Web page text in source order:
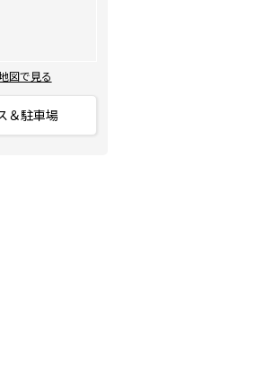
図で見る
＆駐車場